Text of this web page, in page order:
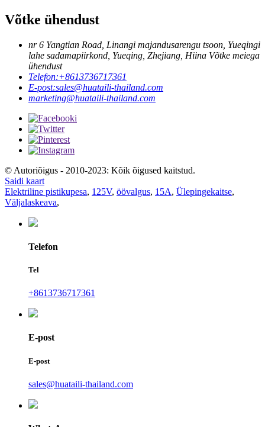
Võtke ühendust
nr 6 Yangtian Road, Linangi majandusarengu tsoon, Yueqingi
lahe sadamapiirkond, Yueqing, Zhejiang, Hiina Võtke meiega
ühendust
Telefon:+8613736717361
E-post:sales@huataili-thailand.com
marketing@huataili-thailand.com
© Autoriõigus - 2010-2023: Kõik õigused kaitstud.
Saidi kaart
Elektriline pistikupesa, 125V, öövalgus, 15A, Ülepingekaitse,
Väljalaskeava,
Telefon
Tel
+8613736717361
E-post
E-post
sales@huataili-thailand.com